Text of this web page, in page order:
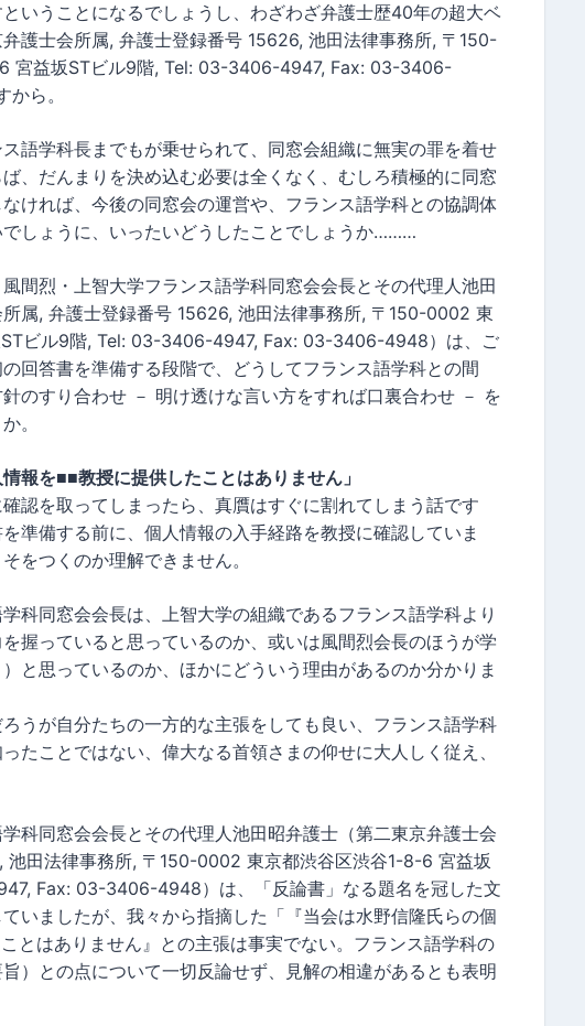
いうことになるでしょうし、わざわざ弁護士歴40年の超大ベ
護士会所属, 弁護士登録番号 15626, 池田法律事務所, 〒150-
宮益坂STビル9階, Tel: 03-3406-4947, Fax: 03-3406-
ら。
語学科長までもが乗せられて、同窓会組織に無実の罪を着せ
、だんまりを決め込む必要は全くなく、むしろ積極的に同窓
ければ、今後の同窓会の運営や、フランス語学科との協調体
しょうに、いったいどうしたことでしょうか………
間烈・上智大学フランス語学科同窓会会長とその代理人池田
属, 弁護士登録番号 15626, 池田法律事務所, 〒150-0002 東
ビル9階, Tel: 03-3406-4947, Fax: 03-3406-4948）は、ご
回答書を準備する段階で、どうしてフランス語学科との間
のすり合わせ － 明け透けな言い方をすれば口裏合わせ － を
。
報を■■教授に提供したことはありません」
認を取ってしまったら、真贋はすぐに割れてしまう話です
準備する前に、個人情報の入手経路を教授に確認していま
をつくのか理解できません。
科同窓会会長は、上智大学の組織であるフランス語学科より
握っていると思っているのか、或いは風間烈会長のほうが学
と思っているのか、ほかにどういう理由があるのか分かりま
うが自分たちの一方的な主張をしても良い、フランス語学科
たことではない、偉大なる首領さまの仰せに大人しく従え、
科同窓会会長とその代理人池田昭弁護士（第二東京弁護士会
池田法律事務所, 〒150-0002 東京都渋谷区渋谷1-8-6 宮益坂
Fax: 03-3406-4948）は、「反論書」なる題名を冠した文
いましたが、我々から指摘した「『当会は水野信隆氏らの個
とはありません』との主張は事実でない。フランス語学科の
）との点について一切反論せず、見解の相違があるとも表明